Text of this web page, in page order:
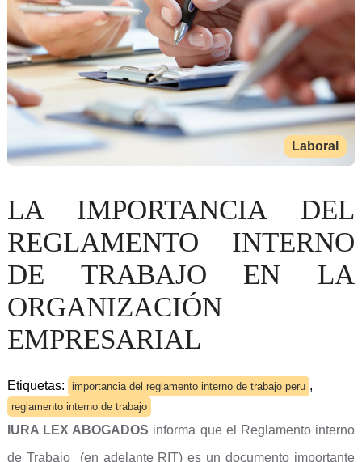
Laboral
LA IMPORTANCIA DEL
REGLAMENTO INTERNO
DE TRABAJO EN LA
ORGANIZACIÓN
EMPRESARIAL
Etiquetas: importancia del reglamento interno de trabajo peru ,
reglamento interno de trabajo
IURA LEX ABOGADOS informa que el Reglamento interno
de Trabajo (en adelante RIT) es un documento importante